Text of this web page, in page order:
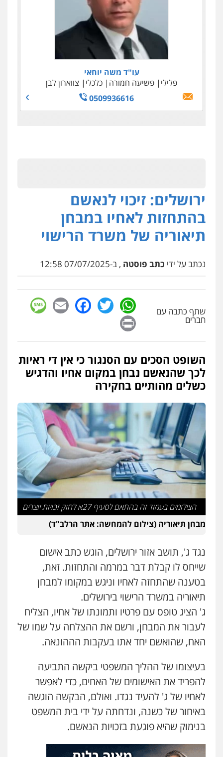
עו"ד משה יוחאי
פלילי
פשיעה חמורה כלכלי
צווארון לבן
0509936616
ירושלים: זיכוי לנאשם
בהתחזות לאחיו במבחן
תיאוריה של משרד הרישוי
נכתב על ידי כתב פוסטה , ב-07/07/2025 12:58
שתף כתבה עם
חברים
WhatsApp
Twitter
Facebook
Email
השופט הסכים עם הסנגור כי אין די ראיות
לכך שהנאשם נבחן במקום אחיו והדגיש
כשלים מהותיים בחקירה
הצילומים בעמוד זה בהתאם לסעיף 27א לחוק זכויות יוצרים
מבחן תיאוריה (צילום להמחשה: אתר הרלב"ד)
נגד ג', תושב אזור ירושלים, הוגש כתב אישום
שייחס לו קבלת דבר במרמה והתחזות. זאת,
בטענה שהתחזה לאחיו וניגש במקומו למבחן
תיאוריה במשרד הרישוי בירושלים.
ג' הציג טופס עם פרטיו ותמונתו של אחיו, הצליח
לעבור את המבחן, ורשם את ההצלחה על שמו של
האח, שהואשם יחד אתו בעקבות הההונאה.
בעיצומו של ההליך המשפטי ביקשה התביעה
להפריד את האישומים של האחים, כדי לאפשר
לאחיו של ג' להעיד נגדו. ואולם, הבקשה הוגשה
באיחור של כשנה, ונדחתה על ידי בית המשפט
בנימוק שהיא פוגעת בזכויות הנאשם.